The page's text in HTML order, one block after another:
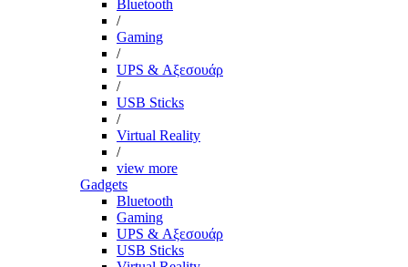
Bluetooth
/
Gaming
/
UPS & Αξεσουάρ
/
USB Sticks
/
Virtual Reality
/
view more
Gadgets
Bluetooth
Gaming
UPS & Αξεσουάρ
USB Sticks